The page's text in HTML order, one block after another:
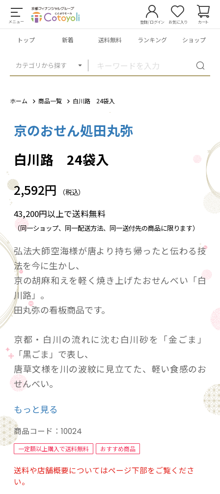
メニュー
カテゴリから探す
登録/ログイン お気に入り カート
トップ 新着 送料無料 ランキング ショップ
ホーム 商品一覧 白川路 24袋入
京のおせん処田丸弥
白川路 24袋入
2,592円 （税込）
43,200円以上で送料無料
（同一ショップ、同一配送方法、同一送付先の商品に限ります）
弘法大師空海様が唐より持ち帰ったと伝わる技
法を今に生かし、
京の胡麻和えを軽く焼き上げたおせんべい「白
川路」。
田丸弥の看板商品です。
京都・白川の流れに沈む白川砂を「金ごま」
「黒ごま」で表し、
唐草文様を川の波紋に見立てた、軽い食感のお
せんべい。
【内容】 白川路（3枚×24袋入）紙箱入
【サイズ】縦25㎝、横20.5cm、高さ4.5cm
【包装】 人間国宝芹沢銈介氏デザイン「春夏
秋冬」の包装紙
【のし紙等】可
もっと見る
商品コード： 10024
一定額以上購入で送料無料 おすすめ商品
送料や店舗概要についてはページ下部をご覧くださ
い。